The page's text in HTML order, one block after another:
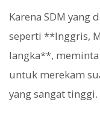
Karena SDM yang
seperti **Inggris,
langka**,
untuk merekam
yang sangat tinggi.